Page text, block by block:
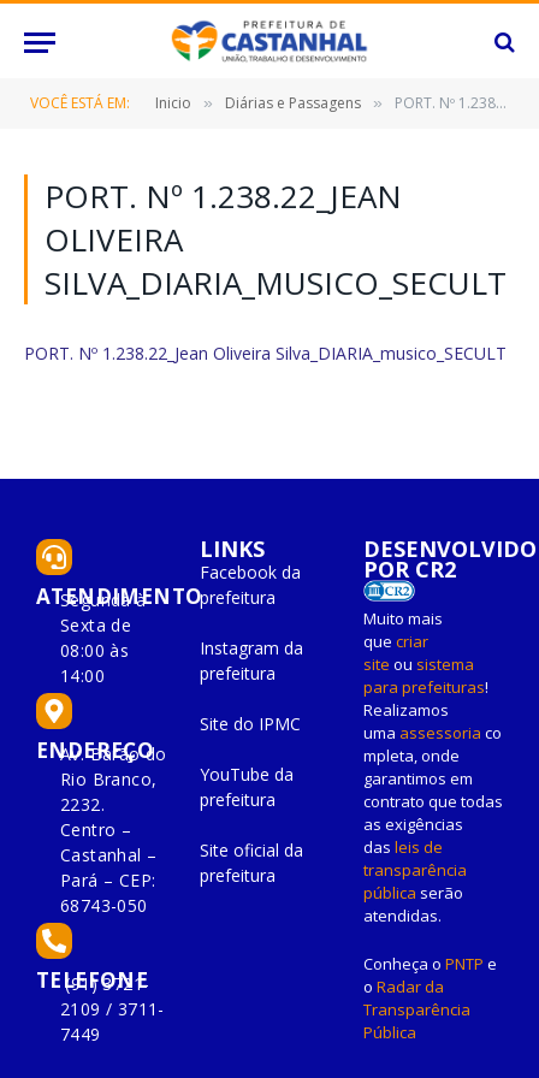
VOCÊ ESTÁ EM: Inicio » Diárias e Passagens » PORT. Nº 1.238.22_Jean Oliveira Silva_DIARIA_musico_SECULT
PORT. Nº 1.238.22_JEAN
OLIVEIRA
SILVA_DIARIA_MUSICO_SECULT
PORT. Nº 1.238.22_Jean Oliveira Silva_DIARIA_musico_SECULT
ATENDIMENTO
Segunda à
Sexta de
08:00 às
14:00
ENDEREÇO
Av. Barão do
Rio Branco,
2232.
Centro –
Castanhal –
Pará – CEP:
68743-050
TELEFONE
(91) 3721-
2109 / 3711-
7449
LINKS
Facebook da
prefeitura
Instagram da
prefeitura
Site do IPMC
YouTube da
prefeitura
Site oficial da
prefeitura
DESENVOLVIDO
POR CR2
Muito mais
que criar
site ou sistema
para prefeituras!
Realizamos
uma assessoria co
mpleta, onde
garantimos em
contrato que todas
as exigências
das leis de
transparência
pública serão
atendidas.
Conheça o PNTP e
o Radar da
Transparência
Pública